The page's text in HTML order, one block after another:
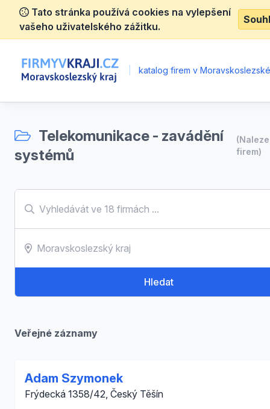
Tato stránka používá cookies na vylepšení
vašeho uživatelského zážitku.
katalog firem v
Telekomunikace - zavádění
systémů
firem)
Hledat
Veřejné záznamy
Adam Szymonek
Frýdecká 1358/42, Český Těšín